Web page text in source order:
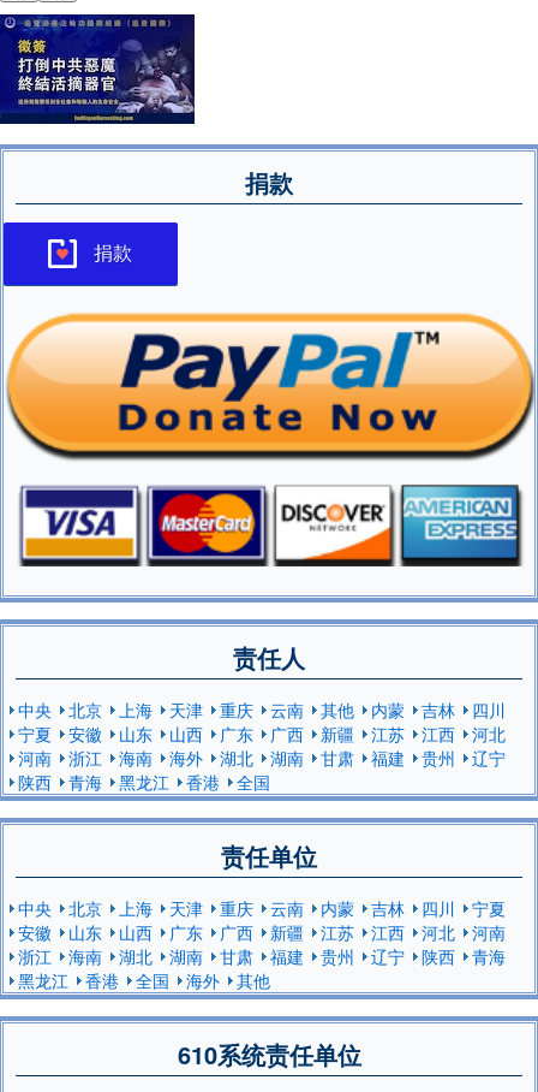
捐款
捐款
责任人
中央 北京 上海 天津 重庆 云南 其他 内蒙 吉林
四川
宁夏
安徽 山东 山西 广东 广西 新疆 江苏 江西
河北
河南
浙江 海南 海外 湖北 湖南 甘肃 福建 贵州
辽宁
陕西
青海 黑龙江 香港 全国
责任单位
中央 北京 上海 天津 重庆 云南 内蒙 吉林 四川
宁夏
安徽
山东 山西 广东 广西 新疆 江苏 江西 河北
河南
浙江
海南 湖北 湖南 甘肃 福建 贵州 辽宁 陕西
青海
黑龙江
香港 全国 海外 其他
610系统责任单位